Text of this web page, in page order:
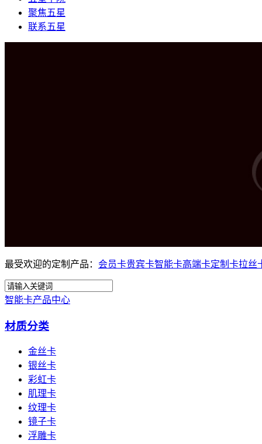
聚焦五星
联系五星
最受欢迎的定制产品： 会员卡贵宾卡智能卡高端卡定制卡拉丝
智能卡产品中心
材质分类
金丝卡
银丝卡
彩虹卡
肌理卡
纹理卡
镜子卡
浮雕卡